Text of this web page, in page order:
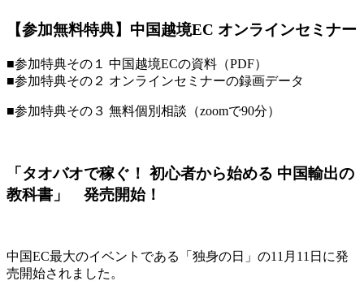
【参加無料特典】中国越境EC オンラインセミナー
■参加特典その１ 中国越境ECの資料（PDF）
■参加特典その２ オンラインセミナーの録画データ
■参加特典その３ 無料個別相談（zoomで90分）
「タオバオで稼ぐ！ 初心者から始める 中国輸出の
教科書」 発売開始！
中国EC最大のイベントである「独身の日」の11月11日に発
売開始されました。